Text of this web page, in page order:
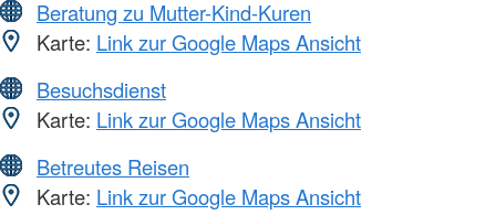
Beratung zu Mutter-Kind-Kuren
Karte: Link zur Google Maps Ansicht
Besuchsdienst
Karte: Link zur Google Maps Ansicht
Betreutes Reisen
Karte: Link zur Google Maps Ansicht